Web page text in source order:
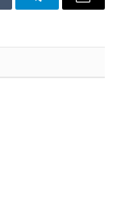
TelegramEmail